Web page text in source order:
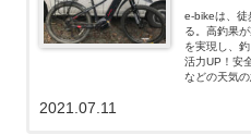
e-bikeは、徒
る。高釣果
を実現し、
活力UP！安
などの天気の
2021.07.11